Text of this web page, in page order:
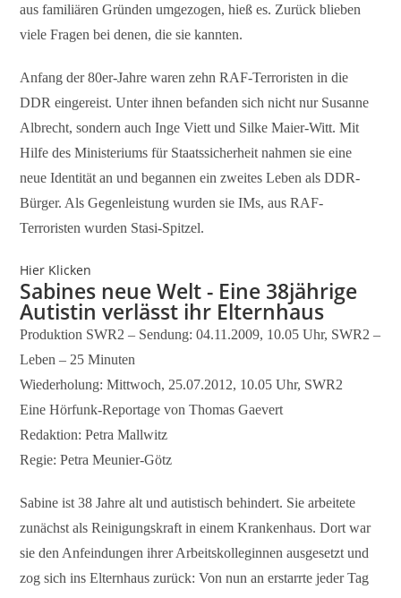
aus familiären Gründen umgezogen, hieß es. Zurück blieben
viele Fragen bei denen, die sie kannten.
Anfang der 80er-Jahre waren zehn RAF-Terroristen in die
DDR eingereist. Unter ihnen befanden sich nicht nur Susanne
Albrecht, sondern auch Inge Viett und Silke Maier-Witt. Mit
Hilfe des Ministeriums für Staatssicherheit nahmen sie eine
neue Identität an und begannen ein zweites Leben als DDR-
Bürger. Als Gegenleistung wurden sie IMs, aus RAF-
Terroristen wurden Stasi-Spitzel.
Hier Klicken
Sabines neue Welt - Eine 38jährige
Autistin verlässt ihr Elternhaus
Produktion SWR2 – Sendung: 04.11.2009, 10.05 Uhr, SWR2 –
Leben – 25 Minuten
Wiederholung: Mittwoch, 25.07.2012, 10.05 Uhr, SWR2
Eine Hörfunk-Reportage von Thomas Gaevert
Redaktion: Petra Mallwitz
Regie: Petra Meunier-Götz
Sabine ist 38 Jahre alt und autistisch behindert. Sie arbeitete
zunächst als Reinigungskraft in einem Krankenhaus. Dort war
sie den Anfeindungen ihrer Arbeitskolleginnen ausgesetzt und
zog sich ins Elternhaus zurück: Von nun an erstarrte jeder Tag